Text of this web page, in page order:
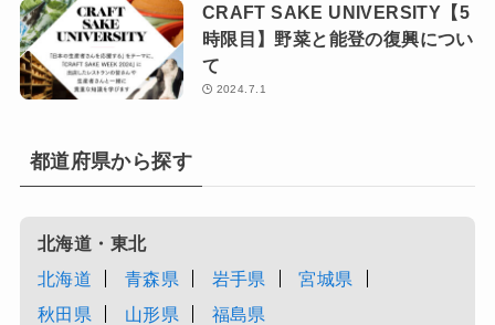
CRAFT SAKE UNIVERSITY【5
時限目】野菜と能登の復興につい
て
2024.7.1
都道府県から探す
北海道・東北
北海道
青森県 岩手県
宮城県
秋田県
山形県 福島県